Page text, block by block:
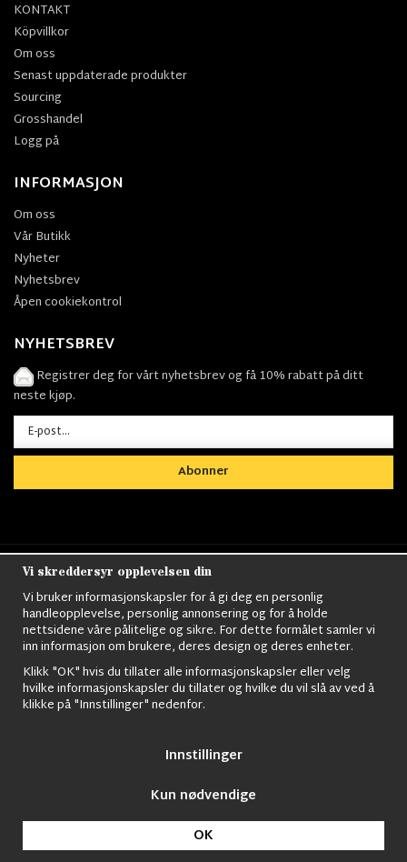
KONTAKT
Köpvillkor
Om oss
Senast uppdaterade produkter
Sourcing
Grosshandel
Logg på
INFORMASJON
Om oss
Vår Butikk
Nyheter
Nyhetsbrev
Åpen cookiekontrol
NYHETSBREV
Registrer deg for vårt nyhetsbrev og få 10% rabatt på ditt
neste kjøp.
Abonner
Nordens största utbud av
kläder,Militärtöverskott, Militärutrustning, Ordningsvakt
utrustning,väktarkläder,Militärbyxor,Militärjackor,M65
Jackor,Bomberjackor,Militärkängor,Militära Ryggsäckar,Vintage Army
kläder,Sjömanskläder,Paracord,Gasmask,Ghillie
© 2009 Nordic Army Gross HB All Rights Reserved.
Vi skreddersyr opplevelsen din
Vi bruker informasjonskapsler for å gi deg en personlig
handleopplevelse, personlig annonsering og for å holde
nettsidene våre pålitelige og sikre. For dette formålet samler vi
inn informasjon om brukere, deres design og deres enheter.
Klikk "OK" hvis du tillater alle informasjonskapsler eller velg
hvilke informasjonskapsler du tillater og hvilke du vil slå av ved å
klikke på "Innstillinger" nedenfor.
Innstillinger
Kun nødvendige
OK